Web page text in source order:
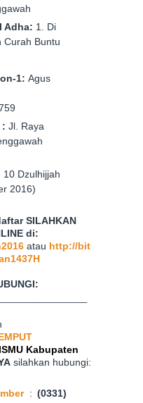
Adha: 1. Di
Curah Buntu
1: Agus
: Jl. Raya
10 Dzulhijjah
2016)
SILAHKAN
di:
atau http://bit
Kabupaten
silahkan hubungi:
: (0331)